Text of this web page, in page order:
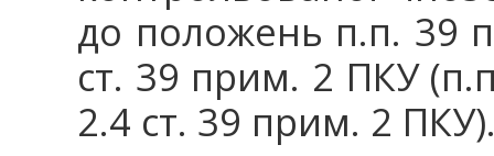
до положень п.п. 39
ст. 39 прим. 2 ПКУ
2.4 ст. 39 прим. 2